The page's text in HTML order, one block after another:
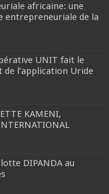
africaine: une
entrepreneuriale de la
UNIT fait le
de l’application Uride
KAMENI,
DIPANDA au